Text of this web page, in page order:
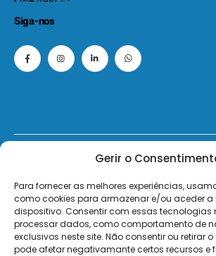
Gerir o
Para fornecer as melhores experiências,
como cookies para armazenar e/ou aceder
dispositivo. Consentir com essas tecnologias
processar dados, como comportamento de
exclusivos neste site. Não consentir ou retirar
pode afetar negativamante certos recursos e
Siga-nos
© 2026 - ElectroMatos -
Site
Pagamentos Seguros MB | MB WAY | Transferência Bancária |